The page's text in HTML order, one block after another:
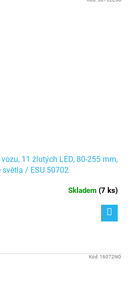
11 žlutých LED, 80-255 mm,
světla / ESU 50702
Skladem (7 ks)
Kód: 16072NO